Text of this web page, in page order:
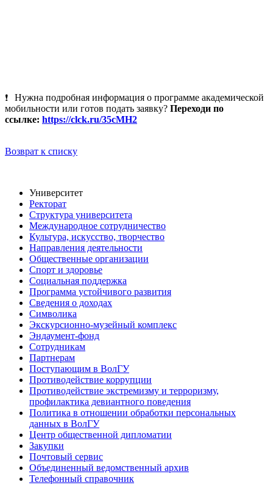
Нужна подробная информация о программе академической
мобильности или готов подать заявку? Переходи по
ссылке: https://clck.ru/35cMH2
Возврат к списку
Университет
Ректорат
Структура университета
Международное сотрудничество
Культура, искусство, творчество
Направления деятельности
Общественные организации
Спорт и здоровье
Социальная поддержка
Программа устойчивого развития
Сведения о доходах
Символика
Экскурсионно-музейный комплекс
Эндаумент-фонд
Сотрудникам
Партнерам
Поступающим в ВолГУ
Противодействие коррупции
Противодействие экстремизму и терроризму,
профилактика девиантного поведения
Политика в отношении обработки персональных
данных в ВолГУ
Центр общественной дипломатии
Закупки
Почтовый сервис
Объединенный ведомственный архив
Телефонный справочник